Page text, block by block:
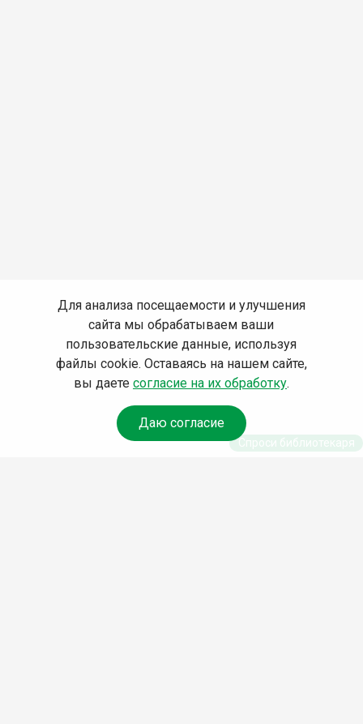
Для анализа посещаемости и улучшения
сайта мы обрабатываем ваши
пользовательские данные, используя
файлы cookie. Оставаясь на нашем сайте,
вы даете согласие на их обработку.
Даю согласие
Спроси библиотекаря